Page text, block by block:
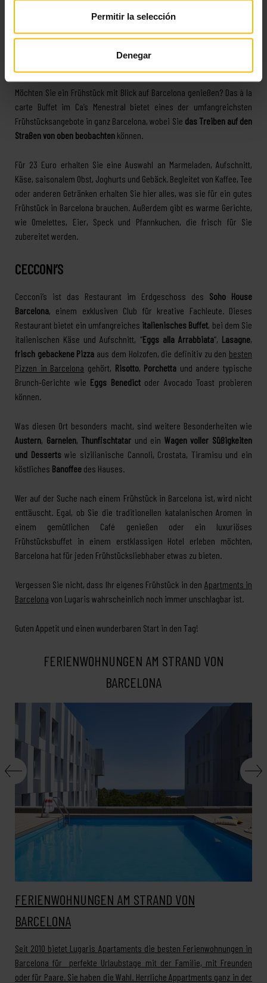
Permitir la selección
Denegar
CA’S MENESTRAL – IBEROSTAR SELECTION PASEO
Möchten Sie ein Frühstück mit Blick auf Barcelona genießen? Das à la
carte Buffet im Ca’s Menestral bietet eines der umfangreichsten
Frühstücksangebote in ganz Barcelona, wobei Sie das Treiben auf den
Straßen von oben beobachten können.
Für 23 Euro erhalten Sie eine Auswahl an Marmeladen, Aufschnitt,
Käse, saisonalem Obst, Joghurts und Gebäck. Begleitet von Kaffee, Tee
oder anderen Getränken erhalten Sie hier alles, was sie für ein gutes
Frühstück in Barcelona brauchen. Außerdem gibt es warme Gerichte,
wie Omelettes, Eier, Speck und Pfannkuchen, die frisch für Sie
zubereitet werden.
CECCONI’S
Cecconi’s ist das Restaurant im Erdgeschoss des Soho House
Barcelona, einem exklusiven Club für kreative Fachleute. Dieses
Restaurant bietet ein umfangreiches italienisches Buffet, bei dem Sie
italienischen Käse und Aufschnitt, “Eggs alla Arrabbiata“, Lasagne,
frisch gebackene Pizza aus dem Holzofen, die definitiv zu den besten
Pizzen in Barcelona gehört, Risotto, Porchetta und andere typische
Brunch-Gerichte wie Eggs Benedict oder Avocado Toast probieren
können.
Was diesen Ort besonders macht, sind weitere Besonderheiten wie
Austern, Garnelen, Thunfischtatar und ein Wagen voller Süßigkeiten
und Dessertswie sizilianische Cannoli, Crostata, Tiramisu und ein
köstliches Banoffee des Hauses.
Wer auf der Suche nach einem Frühstück in Barcelona ist, wird nicht
enttäuscht. Egal, ob Sie die traditionellen katalanischen Aromen in
einem gemütlichen Café genießen oder ein luxuriöses
Frühstücksbuffet in einem erstklassigen Hotel erleben möchten,
Barcelona hat für jeden Frühstücksliebhaber etwas zu bieten.
Vergessen Sie nicht, dass Ihr eigenes Frühstück in den Apartments in
Barcelona von Lugaris wahrscheinlich noch immer unschlagbar ist.
Guten Appetit und einen wunderbaren Start in den Tag!
FERIENWOHNUNGEN AM STRAND VON
BARCELONA
FERIENWOHNUNGEN AM STRAND VON
BARCELONA
Seit 2010 bietet Lugaris Apartaments die besten Ferienwohnungen in
Barcelona für perfekte Urlaubstage mit der Familie, mit Freunden
oder für Paare. Sie haben die Wahl. Herrliche Appartments ganz in der